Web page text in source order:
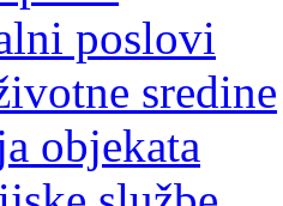
poslovi
sredine
objekata